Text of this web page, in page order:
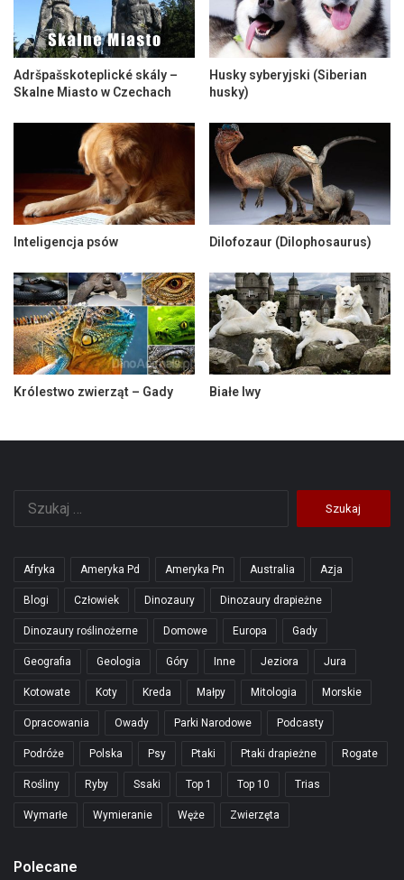
Adršpašskoteplické skály –
Skalne Miasto w Czechach
Husky syberyjski (Siberian
husky)
Inteligencja psów Dilofozaur (Dilophosaurus)
Królestwo zwierząt – Gady Białe lwy
Afryka Ameryka Pd Ameryka Pn Australia Azja
Blogi Człowiek Dinozaury Dinozaury drapieżne
Dinozaury roślinożerne Domowe Europa Gady
Geografia Geologia Góry Inne Jeziora Jura
Kotowate Koty Kreda Małpy Mitologia Morskie
Opracowania Owady Parki Narodowe Podcasty
Podróże Polska Psy Ptaki Ptaki drapieżne Rogate
Rośliny Ryby Ssaki Top 1 Top 10 Trias
Wymarłe Wymieranie Węże Zwierzęta
Polecane